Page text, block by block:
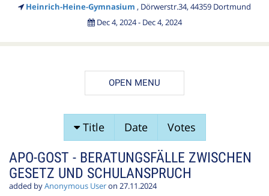
Heinrich-Heine-Gymnasium , Dörwerstr.34, 44359 Dortmund
Dec 4, 2024 - Dec 4, 2024
OPEN MENU
Title Date Votes
APO-GOST - BERATUNGSFÄLLE ZWISCHEN
GESETZ UND SCHULANSPRUCH
added byAnonymous Useron 27.11.2024